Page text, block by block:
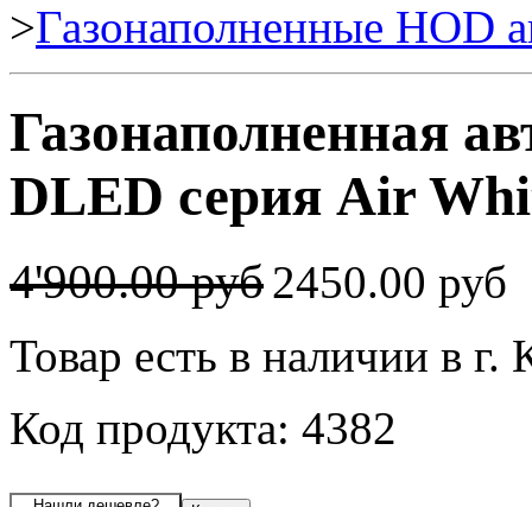
>Газонаполненные HOD
Газонаполненная
DLED серия Air
4'900.00 руб2450.00 руб
Товар есть в наличии в г.
Код продукта: 4382